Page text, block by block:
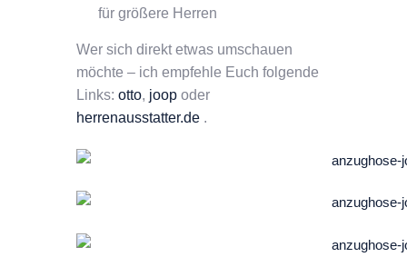
für größere Herren
Wer sich direkt etwas umschauen
möchte – ich empfehle Euch folgende
Links: otto, joop oder
herrenausstatter.de .